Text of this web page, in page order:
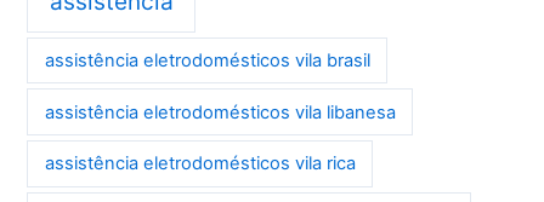
assistência eletrodomésticos vila brasil
assistência eletrodomésticos vila libanesa
assistência eletrodomésticos vila rica